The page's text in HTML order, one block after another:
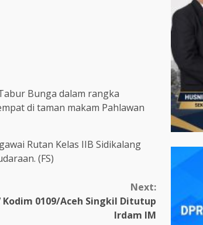
Bunga dalam rangka
di taman makam Pahlawan
Rutan Kelas IIB Sidikalang
(FS)
Next:
Kodim 0109/Aceh Singkil Ditutup
Irdam IM